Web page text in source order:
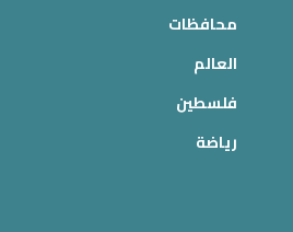
محافظات
العالم
فلسطين
رياضة